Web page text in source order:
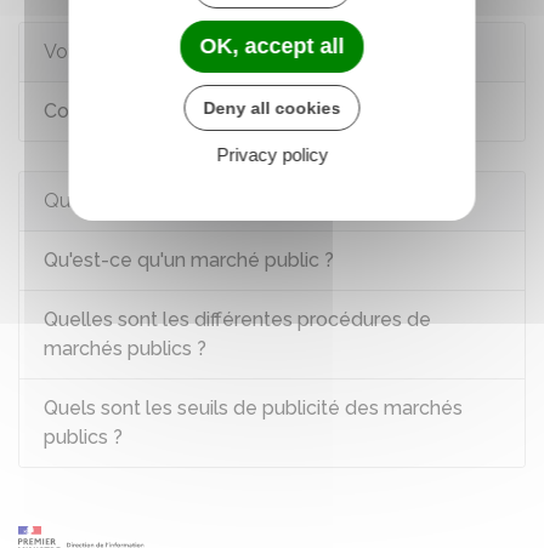
Voir aussi
Concourir aux marchés publics
Questions ? Réponses !
Qu'est-ce qu'un marché public ?
Quelles sont les différentes procédures de
marchés publics ?
Quels sont les seuils de publicité des marchés
publics ?
OK, accept all
Deny all cookies
Privacy policy